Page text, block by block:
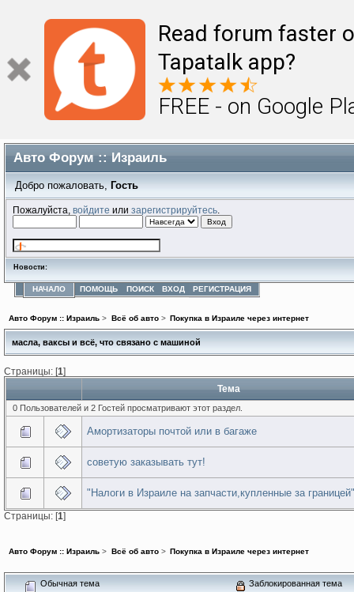
Read forum faster
Tapatalk app?
FREE - on Google
Авто Форум :: Израиль
Добро пожаловать, Гость
Пожалуйста,войдите илизарегистрируйтесь
Новости:
НАЧАЛО ПОМОЩЬ ПОИСК ВХОД РЕГИСТРАЦИЯ
Авто Форум :: Израиль > Всё об авто> Покупка в Израиле через интернет
масла, ваксы и всё, что связано с машиной
Страницы: [1]
Тема
0 Пользователей и 2 Гостей просматривают этот раздел.
Амортизаторы почтой или в багаже
советую заказывать тут!
"Налоги в Израиле на запчасти,купленные за
Страницы: [1]
Авто Форум :: Израиль > Всё об авто> Покупка в Израиле через интернет
Обычная тема
Заблокированная тема